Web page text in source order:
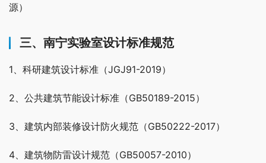
源）
三、南宁实验室设计标准规范
1、科研建筑设计标准（JGJ91-2019）
2、公共建筑节能设计标准（GB50189-2015）
3、建筑内部装修设计防火规范（GB50222-2017）
4、建筑物防雷设计规范（GB50057-2010）